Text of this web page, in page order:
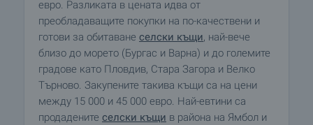
евро. Разликата в цената идва от
преобладаващите покупки на по-качествени и
готови за обитаване селски къщи, най-вече
близо до морето (Бургас и Варна) и до големите
градове като Пловдив, Стара Загора и Велко
Търново. Закупените такива къщи са на цени
между 15 000 и 45 000 евро. Най-евтини са
продадените селски къщи в района на Ямбол и